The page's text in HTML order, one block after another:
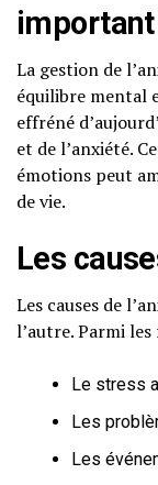
important
La gestion de
équilibre mental
effréné
et de l’anxiété.
émotions peut
de vie.
Les
Les causes de
l’autre. Parmi
Le stress
Les
Les